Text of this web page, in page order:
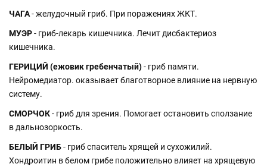
ЧАГА- желудочный гриб. При поражениях ЖКТ.
МУЭР- гриб-лекарь кишечника. Лечит дисбактериоз
кишечника.
ГЕРИЦИЙ (ежовик гребенчатый)- гриб памяти.
Нейромедиатор. оказывает благотворное влияние на нервную
систему.
СМОРЧОК- гриб для зрения. Помогает остановить сползание
в дальнозоркость.
БЕЛЫЙ ГРИБ- гриб спаситель хрящей и сухожилий.
Хондроитин в белом грибе положительно влияет на хрящевую